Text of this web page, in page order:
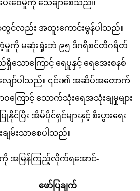
ေးဝေမှုကို သေချာစေသည်။
င်လည်း အထူးကောင်းမွန်ပါသည်။
ကို မဆုံးရှုံးဘဲ ၉၅ ဒီဂရီစင်တီဂရိတ်
သောကြောင့် ရေပူနှင့် ရေအေးစနစ်
ော်ပါသည်။ ၎င်း၏ အဆိပ်အတောက်
ြောင့် သောက်သုံးရေအသုံးချမှုများ
ပြီး အိမ်ပိုင်ရှင်များနှင့် စီးပွားရေး
ျမ်းသာစေပါသည်။
အမြန်ကြည့်လိုက်ရအောင်-
ဖော်ပြချက်